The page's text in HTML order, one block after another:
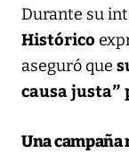
Durante su
Histórico
aseguró que
causa justa”
Una